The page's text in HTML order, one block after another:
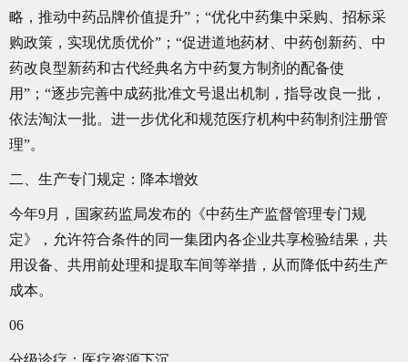
略，推动中药品牌价值提升”；“优化中药集中采购、招标采
购政策，实现优质优价”；“促进道地药材、中药创新药、中
药改良型新药和古代经典名方中药复方制剂的配备使
用”；“逐步完善中成药批准文号退出机制，指导改良一批，
依法淘汰一批。进一步优化和规范医疗机构中药制剂注册管
理”。
二、生产专门规定：降本增效
今年9月，国家药监局发布的《中药生产监督管理专门规
定》，允许符合条件的同一集团内各企业共享检验结果，共
用设备、共用前处理和提取车间等举措，从而降低中药生产
成本。
06